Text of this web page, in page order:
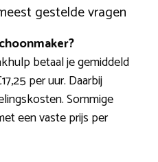
gestelde vragen
betaal je gemiddeld
per uur. Daarbij
Sommige
een vaste prijs per